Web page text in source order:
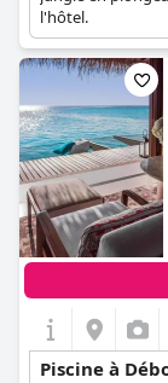
l'hôtel.
Piscine à